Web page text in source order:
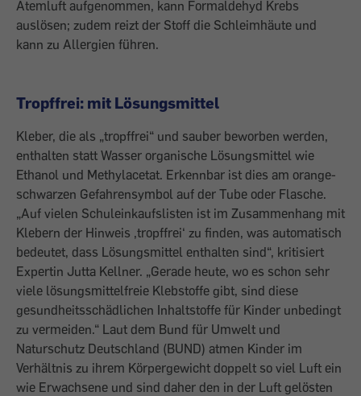
Atemluft aufgenommen, kann Formaldehyd Krebs
auslösen; zudem reizt der Stoff die Schleimhäute und
kann zu Allergien führen.
Tropffrei: mit Lösungsmittel
Kleber, die als „tropffrei“ und sauber beworben werden,
enthalten statt Wasser organische Lösungsmittel wie
Ethanol und Methylacetat. Erkennbar ist dies am orange-
schwarzen Gefahrensymbol auf der Tube oder Flasche.
„Auf vielen Schuleinkaufslisten ist im Zusammenhang mit
Klebern der Hinweis ,tropffrei‘ zu finden, was automatisch
bedeutet, dass Lösungsmittel enthalten sind“, kritisiert
Expertin Jutta Kellner. „Gerade heute, wo es schon sehr
viele lösungsmittelfreie Klebstoffe gibt, sind diese
gesundheitsschädlichen Inhaltstoffe für Kinder unbedingt
zu vermeiden.“ Laut dem Bund für Umwelt und
Naturschutz Deutschland (BUND) atmen Kinder im
Verhältnis zu ihrem Körpergewicht doppelt so viel Luft ein
wie Erwachsene und sind daher den in der Luft gelösten